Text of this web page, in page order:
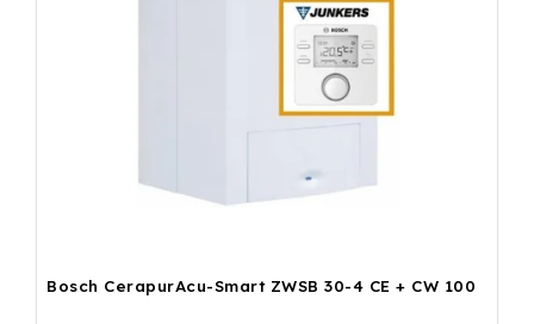
Bosch CerapurAcu-Smart ZWSB 30-4 CE + CW 100